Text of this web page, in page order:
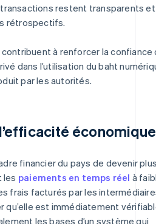
restent transparents et
rétrospectifs.
à renforcer la confiance
dans l’utilisation du baht
par les autorités.
économique
financier du pays de devenir
les paiements en temps réel à
frais facturés par les
qu’elle est immédiatement
les bases d’un système qui